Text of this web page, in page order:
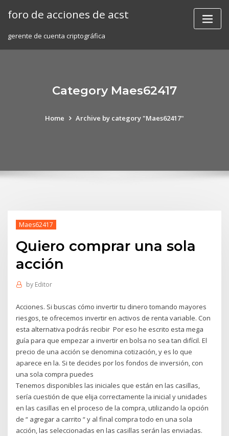
foro de acciones de acst
gerente de cuenta criptográfica
Category Maes62417
Home Archive by category "Maes62417"
Maes62417
Quiero comprar una sola
acción
by Editor
Acciones. Si buscas cómo invertir tu dinero tomando mayores
riesgos, te ofrecemos invertir en activos de renta variable. Con
esta alternativa podrás recibir Por eso he escrito esta mega
guía para que empezar a invertir en bolsa no sea tan difícil. El
precio de una acción se denomina cotización, y es lo que
aparece en la. Si te decides por los fondos de inversión, con
una sola compra puedes
Tenemos disponibles las iniciales que están en las casillas,
sería cuestión de que elija correctamente la inicial y unidades
en las casillas en el proceso de la compra, utilizando la opción
de “ agregar a carrito “ y al final compra todo en una sola
acción, las seleccionadas en las casillas serán las enviadas.